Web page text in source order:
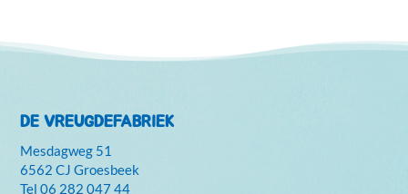
DE VREUGDEFABRIEK
Mesdagweg 51
6562 CJ Groesbeek
Tel06 282 047 44